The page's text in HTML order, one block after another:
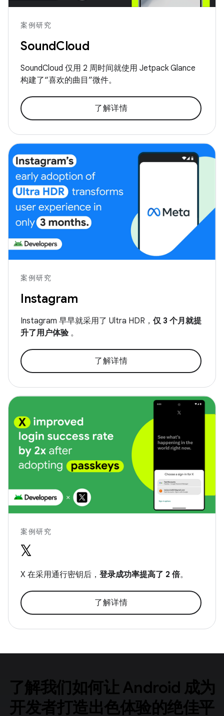
案例研究
SoundCloud
SoundCloud 仅用 2 周时间就使用 Jetpack Glance
构建了“喜欢的曲目”微件。
了解详情
案例研究
Instagram
Instagram 早早就采用了 Ultra HDR， 仅 3 个月就提
升了用户体验 。
了解详情
案例研究
X 在采用通行密钥后， 登录成功率提高了 2 倍。
了解详情
了解我们如何让 Android 成为
开发者打造出色体验的绝佳平